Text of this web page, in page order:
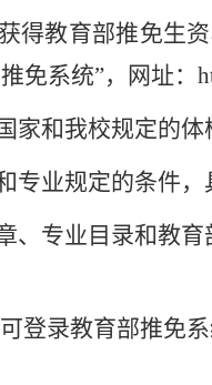
得教育部推免生
免系统”，网址：
家和我校规定的体
专业规定的条件，
、专业目录和教育
登录教育部推免